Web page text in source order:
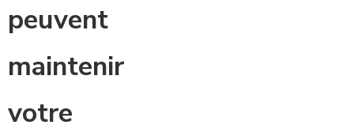
peuvent
maintenir
votre